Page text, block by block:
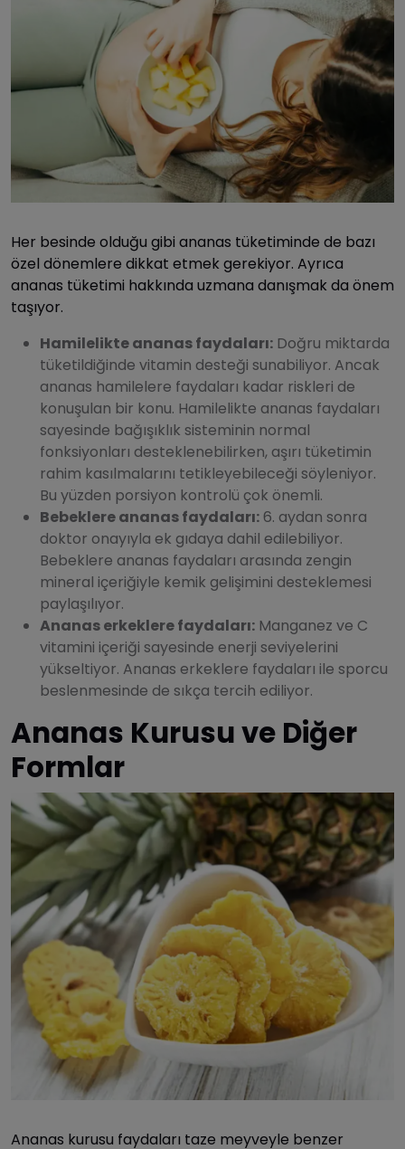
Her besinde olduğu gibi ananas tüketiminde de bazı
özel dönemlere dikkat etmek gerekiyor. Ayrıca
ananas tüketimi hakkında uzmana danışmak da önem
taşıyor.
Hamilelikte ananas faydaları: Doğru miktarda
tüketildiğinde vitamin desteği sunabiliyor. Ancak
ananas hamilelere faydaları kadar riskleri de
konuşulan bir konu. Hamilelikte ananas faydaları
sayesinde bağışıklık sisteminin normal
fonksiyonları desteklenebilirken, aşırı tüketimin
rahim kasılmalarını tetikleyebileceği söyleniyor.
Bu yüzden porsiyon kontrolü çok önemli.
Bebeklere ananas faydaları: 6. aydan sonra
doktor onayıyla ek gıdaya dahil edilebiliyor.
Bebeklere ananas faydaları arasında zengin
mineral içeriğiyle kemik gelişimini desteklemesi
paylaşılıyor.
Ananas erkeklere faydaları: Manganez ve C
vitamini içeriği sayesinde enerji seviyelerini
yükseltiyor. Ananas erkeklere faydaları ile sporcu
beslenmesinde de sıkça tercih ediliyor.
Ananas Kurusu ve Diğer
Formlar
Ananas kurusu faydaları taze meyveyle benzer